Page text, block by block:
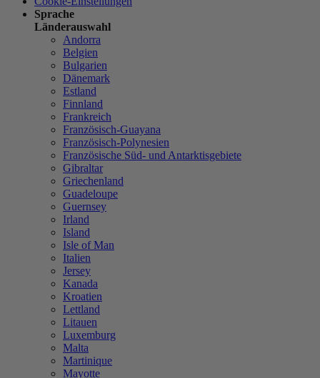
Sprache
Länderauswahl
Andorra
Belgien
Bulgarien
Dänemark
Estland
Finnland
Frankreich
Französisch-Guayana
Französisch-Polynesien
Französische Süd- und Antarktisgebiete
Gibraltar
Griechenland
Guadeloupe
Guernsey
Irland
Island
Isle of Man
Italien
Jersey
Kanada
Kroatien
Lettland
Litauen
Luxemburg
Malta
Martinique
Mayotte